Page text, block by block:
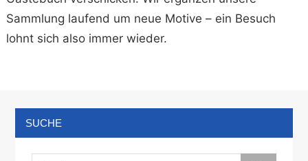
Sammlung laufend um neue Motive – ein Besuch
lohnt sich also immer wieder.
SUCHE